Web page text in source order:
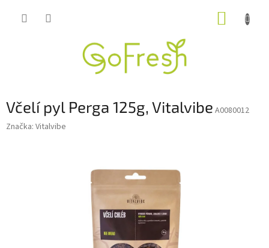
Včelí pyl Perga 125g, Vitalvibe A0080012
Značka: Vitalvibe